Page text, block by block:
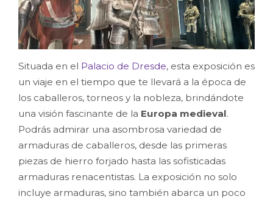
Situada en el Palacio de Dresde, esta exposición es
un viaje en el tiempo que te llevará a la época de
los caballeros, torneos y la nobleza, brindándote
una visión fascinante de la Europa medieval.
Podrás admirar una asombrosa variedad de
armaduras de caballeros, desde las primeras
piezas de hierro forjado hasta las sofisticadas
armaduras renacentistas. La exposición no solo
incluye armaduras, sino también abarca un poco